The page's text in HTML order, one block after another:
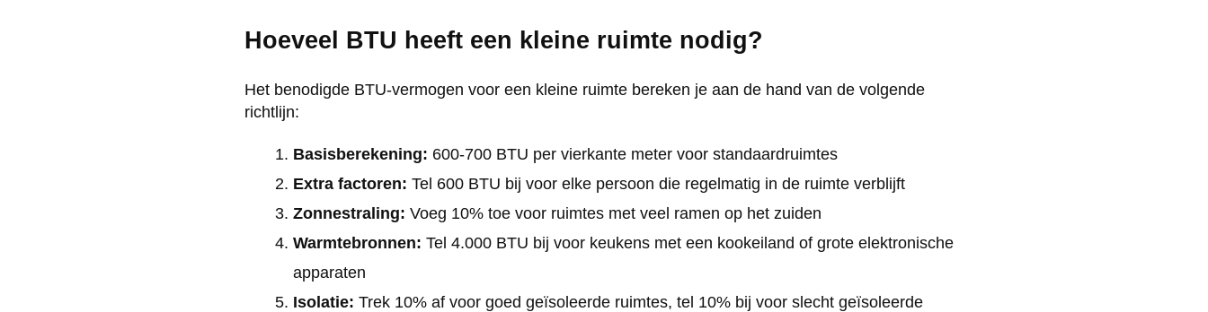
Hoeveel BTU heeft een kleine ruimte nodig?
Het benodigde BTU-vermogen voor een kleine ruimte bereken je aan de hand van de volgende
richtlijn:
Basisberekening: 600-700 BTU per vierkante meter voor standaardruimtes
Extra factoren: Tel 600 BTU bij voor elke persoon die regelmatig in de ruimte verblijft
Zonnestraling: Voeg 10% toe voor ruimtes met veel ramen op het zuiden
Warmtebronnen: Tel 4.000 BTU bij voor keukens met een kookeiland of grote elektronische
apparaten
Isolatie: Trek 10% af voor goed geïsoleerde ruimtes, tel 10% bij voor slecht geïsoleerde